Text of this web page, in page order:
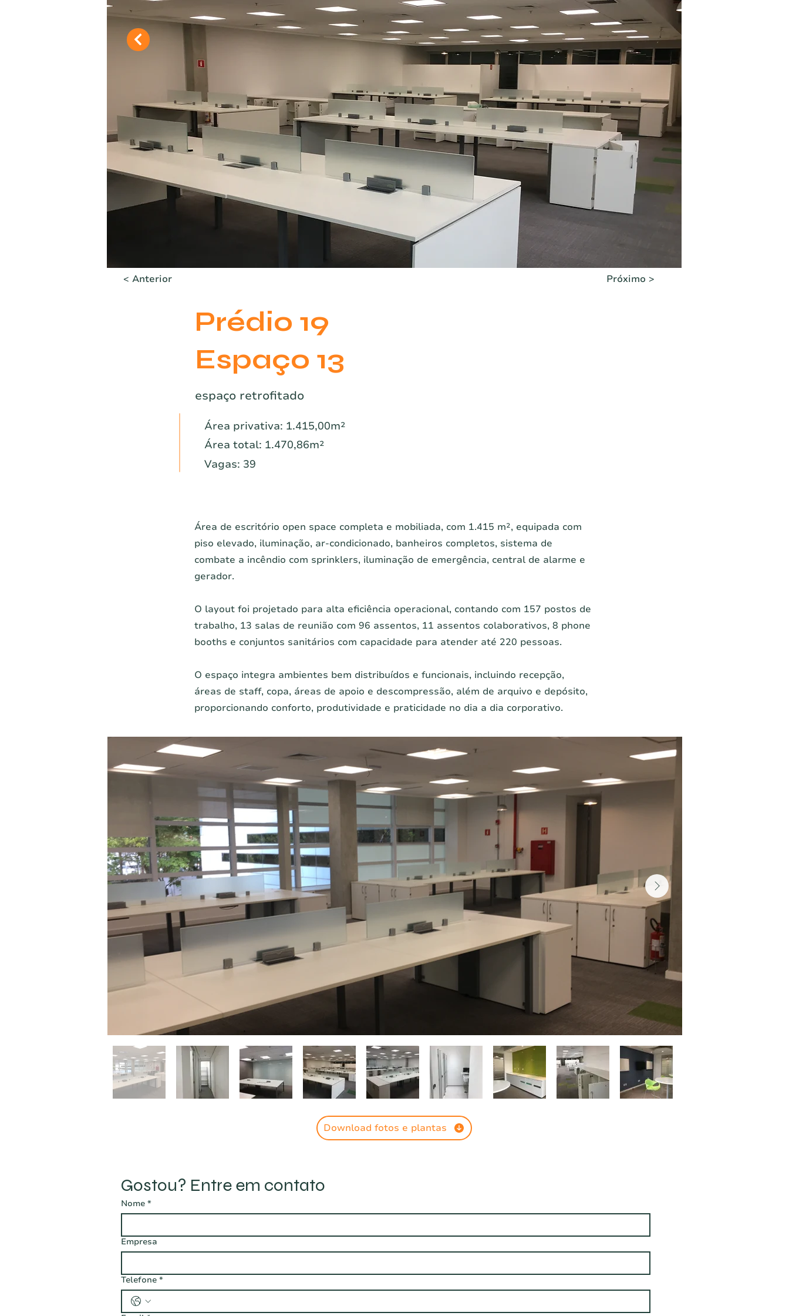
< Anterior Próximo >
Prédio 19
Espaço 13
espaço retrofitado
Área privativa: 1.415,00m²
Área total: 1.470,86m²
Vagas: 39
Área de escritório open space completa e mobiliada, com 1.415 m², equipada com
piso elevado, iluminação, ar-condicionado, banheiros completos, sistema de
combate a incêndio com sprinklers, iluminação de emergência, central de alarme e
gerador.
O layout foi projetado para alta eficiência operacional, contando com 157 postos de
trabalho, 13 salas de reunião com 96 assentos, 11 assentos colaborativos, 8 phone
booths e conjuntos sanitários com capacidade para atender até 220 pessoas.
O espaço integra ambientes bem distribuídos e funcionais, incluindo recepção,
áreas de staff, copa, áreas de apoio e descompressão, além de arquivo e depósito,
proporcionando conforto, produtividade e praticidade no dia a dia corporativo.
Download fotos e plantas
Gostou? Entre em contato
Nome *
Empresa
Telefone *